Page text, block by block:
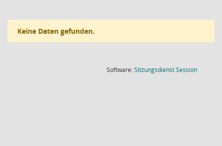
Keine Daten gefunden.
Software:SitzungsdienstSession(Wird in